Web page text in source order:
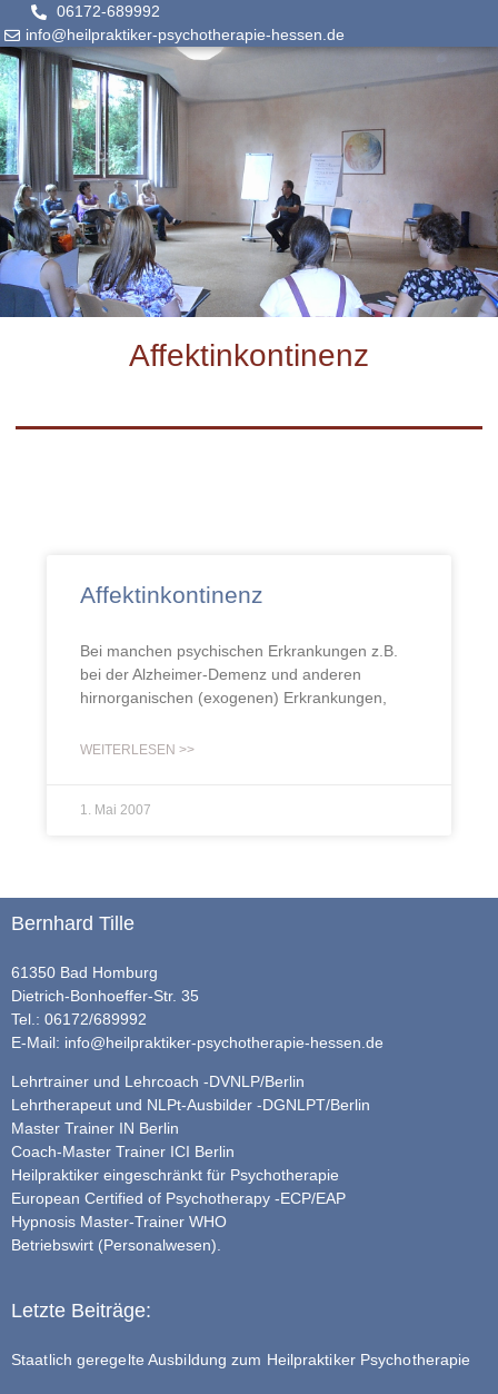
06172-689992
info@heilpraktiker-psychotherapie-hessen.de
Affektinkontinenz
Affektinkontinenz
Bei manchen psychischen Erkrankungen z.B.
bei der Alzheimer-Demenz und anderen
hirnorganischen (exogenen) Erkrankungen,
WEITERLESEN >>
1. Mai 2007
Bernhard Tille
61350 Bad Homburg
Dietrich-Bonhoeffer-Str. 35
Tel.: 06172/689992
E-Mail: info@heilpraktiker-psychotherapie-hessen.de
Lehrtrainer und Lehrcoach -DVNLP/Berlin
Lehrtherapeut und NLPt-Ausbilder -DGNLPT/Berlin
Master Trainer IN Berlin
Coach-Master Trainer ICI Berlin
Heilpraktiker eingeschränkt für Psychotherapie
European Certified of Psychotherapy -ECP/EAP
Hypnosis Master-Trainer WHO
Betriebswirt (Personalwesen).
Letzte Beiträge:
Staatlich geregelte Ausbildung zum Heilpraktiker Psychotherapie